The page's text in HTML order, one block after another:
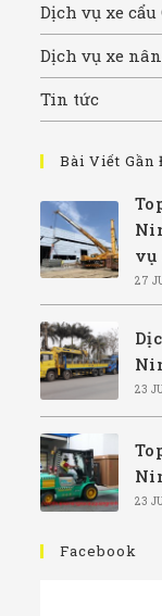
Dịch vụ xe
Dịch vụ xe
Tin tức
Bài Viết Gần
vụ
27
23
23
Facebook